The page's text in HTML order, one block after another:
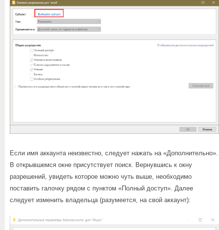
Если имя аккаунта неизвестно, следует нажать на «Дополнительно».
В открывшемся окне присутствует поиск. Вернувшись к окну
разрешений, увидеть которое можно чуть выше, необходимо
поставить галочку рядом с пунктом «Полный доступ». Далее
следует изменить владельца (разумеется, на свой аккаунт):